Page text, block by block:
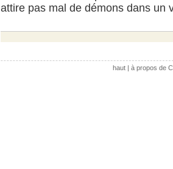
attire pas mal de démons dans un
haut| à propos de